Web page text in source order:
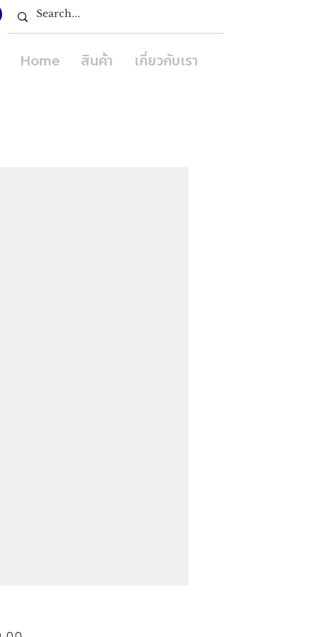
Home สินค้า เกี่ยวกับเรา